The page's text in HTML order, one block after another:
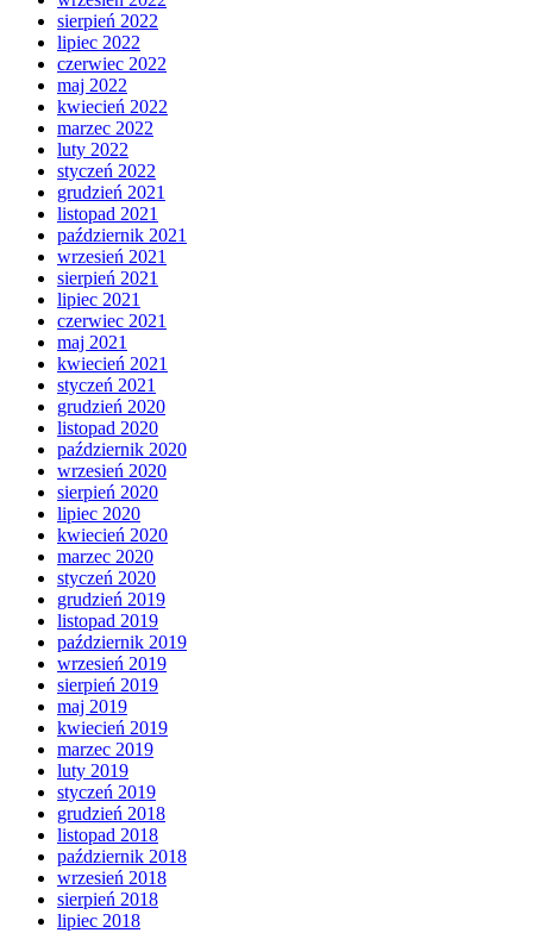
sierpień 2022
lipiec 2022
czerwiec 2022
maj 2022
kwiecień 2022
marzec 2022
luty 2022
styczeń 2022
grudzień 2021
listopad 2021
październik 2021
wrzesień 2021
sierpień 2021
lipiec 2021
czerwiec 2021
maj 2021
kwiecień 2021
styczeń 2021
grudzień 2020
listopad 2020
październik 2020
wrzesień 2020
sierpień 2020
lipiec 2020
kwiecień 2020
marzec 2020
styczeń 2020
grudzień 2019
listopad 2019
październik 2019
wrzesień 2019
sierpień 2019
maj 2019
kwiecień 2019
marzec 2019
luty 2019
styczeń 2019
grudzień 2018
listopad 2018
październik 2018
wrzesień 2018
sierpień 2018
lipiec 2018